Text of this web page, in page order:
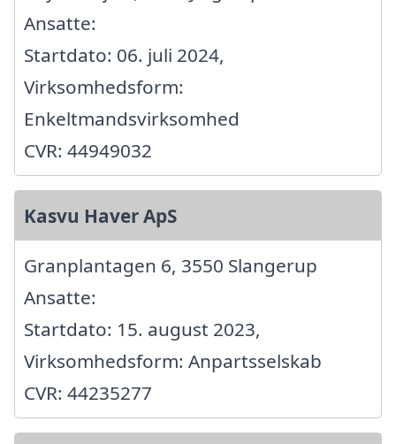
Ansatte:
Startdato: 06. juli 2024,
Virksomhedsform:
Enkeltmandsvirksomhed
CVR: 44949032
Kasvu Haver ApS
Granplantagen 6, 3550 Slangerup
Ansatte:
Startdato: 15. august 2023,
Virksomhedsform: Anpartsselskab
CVR: 44235277